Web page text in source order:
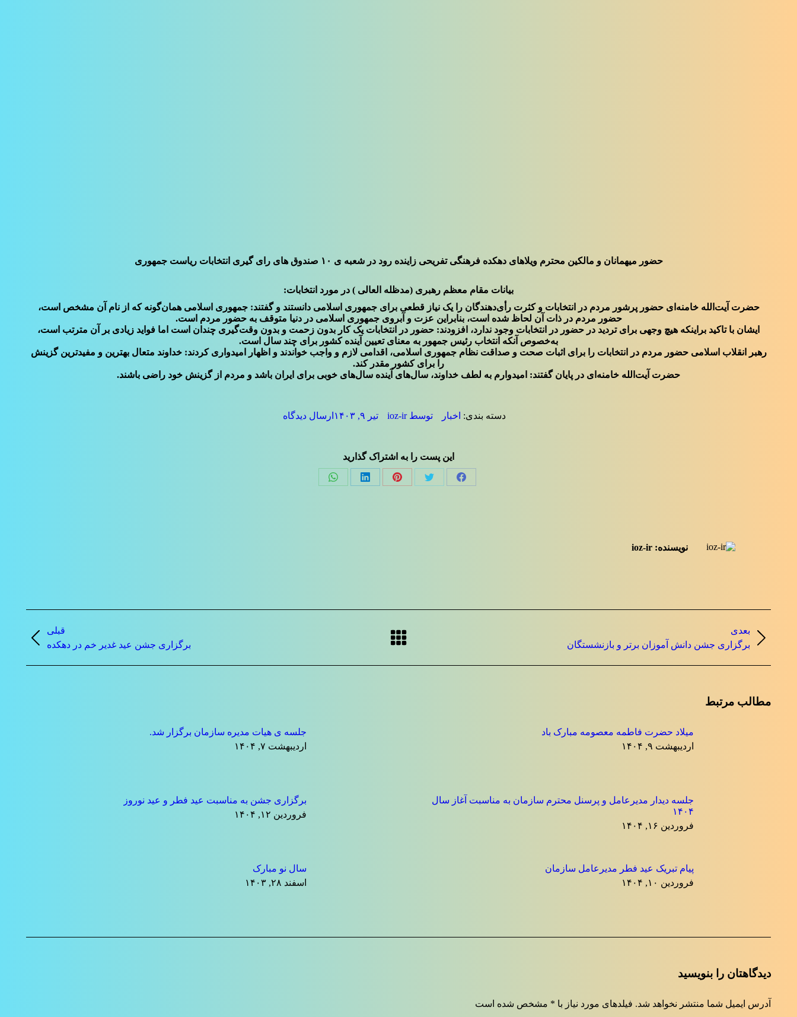
حضور میهمانان و مالکین محترم ویلاهای دهکده فرهنگی تفریحی زاینده رود در شعبه ی ۱۰ صندوق های رای گیری انتخابات ریاست جمهوری
بیانات مقام معظم رهبری (مدظله العالی ) در مورد انتخابات:
حضرت آیت‌الله خامنه‌ای حضور پرشور مردم در انتخابات و کثرت رأی‌دهندگان را یک نیاز قطعی برای جمهوری اسلامی دانستند و گفتند: جمهوری اسلامی همان‌گونه که از نام آن مشخص است،
حضور مردم در ذات آن لحاظ شده است، بنابراین عزت و آبروی جمهوری اسلامی در دنیا متوقف به حضور مردم است.
ایشان با تاکید براینکه هیچ وجهی برای تردید در حضور در انتخابات وجود ندارد، افزودند: حضور در انتخابات یک کار بدون زحمت و بدون وقت‌گیری چندان است اما فواید زیادی بر آن مترتب است،
به‌خصوص آنکه انتخاب رئیس جمهور به معنای تعیین آینده کشور برای چند سال است.
رهبر انقلاب اسلامی حضور مردم در انتخابات را برای اثبات صحت و صداقت نظام جمهوری اسلامی، اقدامی لازم و واجب خواندند و اظهار امیدواری کردند: خداوند متعال بهترین و مفیدترین گزینش
را برای کشور مقدر کند.
حضرت آیت‌الله خامنه‌ای در پایان گفتند: امیدوارم به لطف خداوند، سال‌های آینده سال‌های خوبی برای ایران باشد و مردم از گزینش خود راضی باشند.
دسته بندی: اخبار توسطioz-ir تیر ۹, ۱۴۰۳ ارسال دیدگاه
این پست را به اشتراک گذارید
Share
Share
Share
Share
Share
نویسنده:
نوشته
قبلی
نوشتهبرگزاری جشن عید غدیر خم در دهکده
بعدی
نوشته
بعدی:
برگزاری جشن دانش آموزان برتر و بازنشستگان
مطالب مرتبط
میلاد حضرت فاطمه معصومه مبارک باد
اردیبهشت ۹, ۱۴۰۴
جلسه ی هیات مدیره سازمان برگزار شد.
اردیبهشت ۷, ۱۴۰۴
جلسه دیدار مدیرعامل و پرسنل محترم سازمان به مناسبت آغاز سال
۱۴۰۴
فروردین ۱۶, ۱۴۰۴
برگزاری جشن به مناسبت عید فطر و عید نوروز
فروردین ۱۲, ۱۴۰۴
پیام تبریک عید فطر مدیرعامل سازمان
فروردین ۱۰, ۱۴۰۴
سال نو مبارک
اسفند ۲۸, ۱۴۰۳
دیدگاهتان را بنویسید
آدرس ایمیل شما منتشر نخواهد شد. فیلدهای مورد نیاز با * مشخص شده است